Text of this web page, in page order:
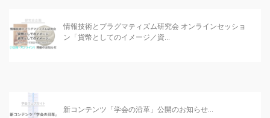
情報技術とプラグマティズム研究会 オンラインセッショ
ン「貨幣としてのイメージ／資...
新コンテンツ「学会の沿革」公開のお知らせ...